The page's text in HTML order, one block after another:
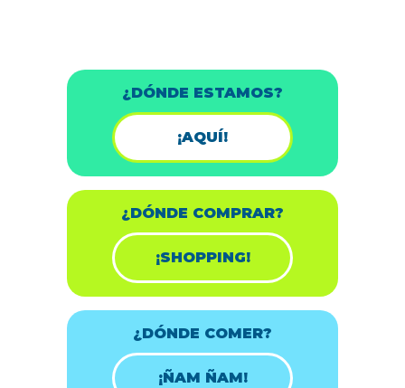
¿DÓNDE ESTAMOS?
¡AQUÍ!
¿DÓNDE COMPRAR?
¡SHOPPING!
¿DÓNDE COMER?
¡ÑAM ÑAM!